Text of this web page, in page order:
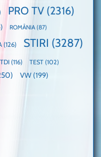
PRO TV (2316)
ROMÂNIA (87)
(126) STIRI (3287)
TDI (116) TEST (102)
VW (199)